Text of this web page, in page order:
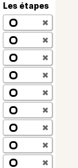
Les étapes
✖
✖
✖
✖
✖
✖
✖
✖
✖